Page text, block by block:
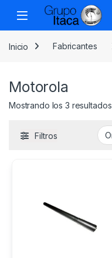
Inicio Fabricantes
Motorola
Mostrando los 3 resultados
Filtros